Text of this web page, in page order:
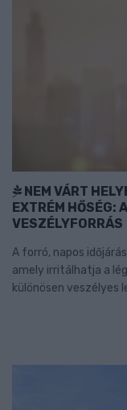
NEM VÁRT
EXTRÉM HŐSÉG:
VESZÉLYFORRÁS
A forró, napos
amely irritálhatja a
különösen veszélyes